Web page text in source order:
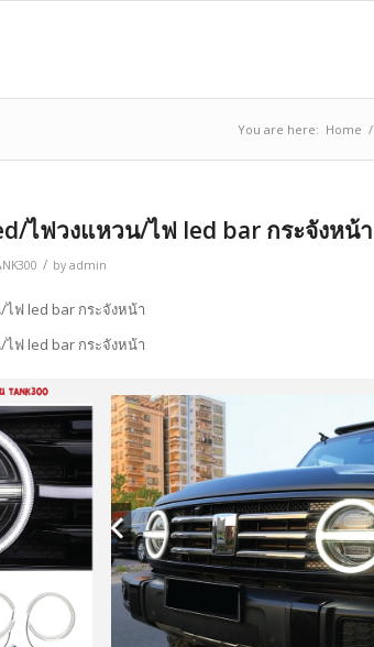
You are here: Home /
ไฟวงแหวน/ไฟ led bar กระจังหน้า
/ byadmin
ฟ led bar กระจังหน้า
ฟ led bar กระจังหน้า